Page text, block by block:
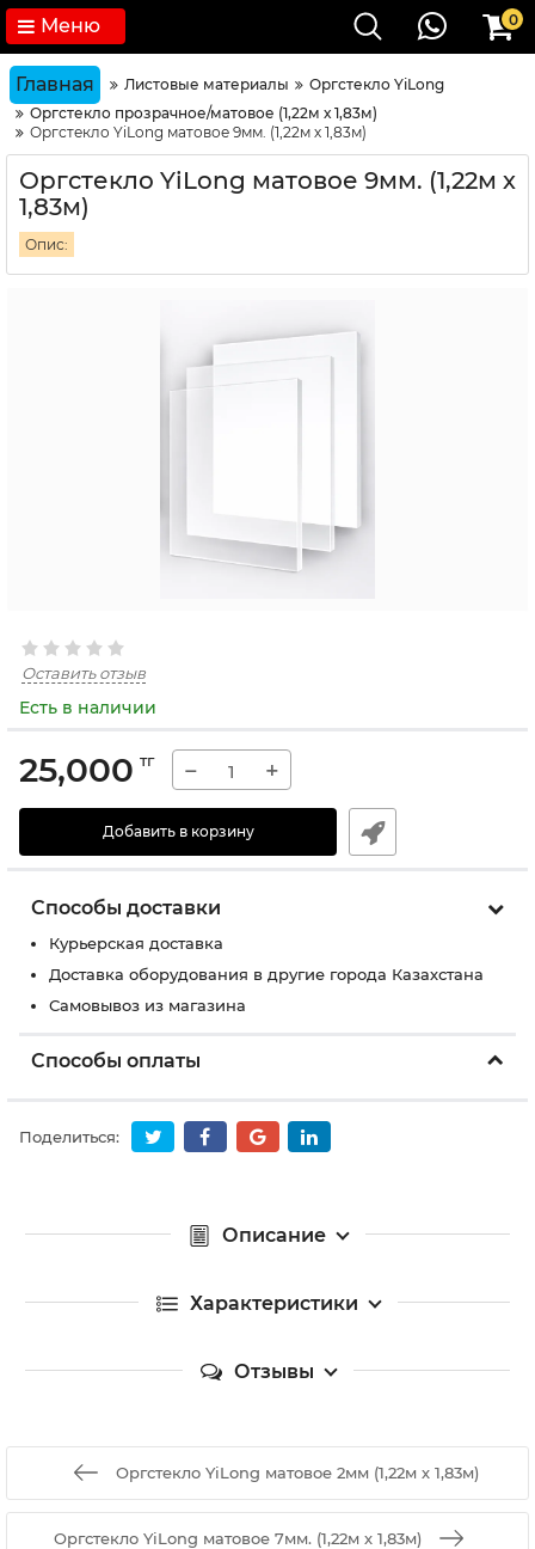
Меню 0
Главная Листовые материалы
Оргстекло YiLong
Оргстекло прозрачное/матовое (1,22м х 1,83м)
Оргстекло YiLong матовое 9мм. (1,22м х 1,83м)
Оргстекло YiLong матовое 9мм. (1,22м х
1,83м)
Опис:
Оставить отзыв
Есть в наличии
25,000 тг − +
Добавить в корзину
Способы доставки
Курьерская доставка
Доставка оборудования в другие города Казахстана
Самовывоз из магазина
Способы оплаты
Поделиться:
Описание
Характеристики
Отзывы
Оргстекло YiLong матовое 2мм (1,22м х 1,83м)
Оргстекло YiLong матовое 7мм. (1,22м х 1,83м)